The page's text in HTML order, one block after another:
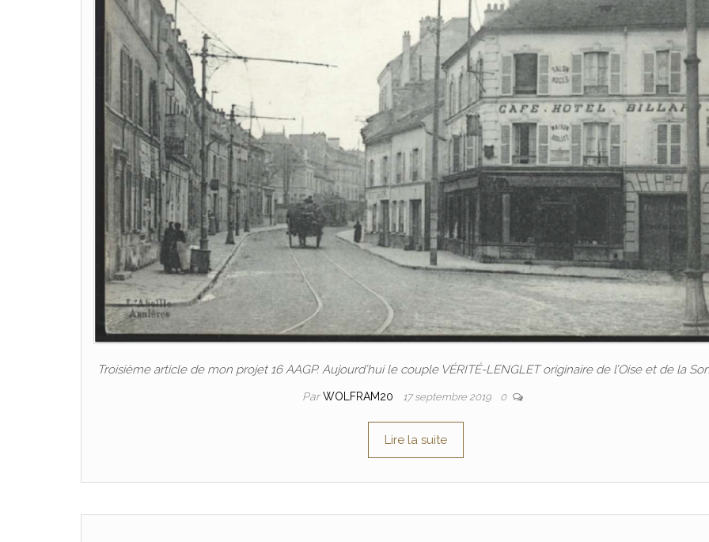
Troisième article de mon projet 16 AAGP. Aujourd’hui le couple VÉRITÉ-LENGLET originaire de l’Oise et de la
ParWOLFRAM20 17 septembre 2019 0
Lire la suite